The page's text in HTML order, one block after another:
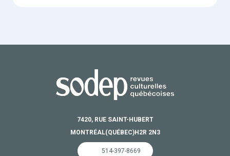
7420, RUE SAINT-HUBERT
MONTRÉAL(QUÉBEC)H2R 2N3
514-397-8669